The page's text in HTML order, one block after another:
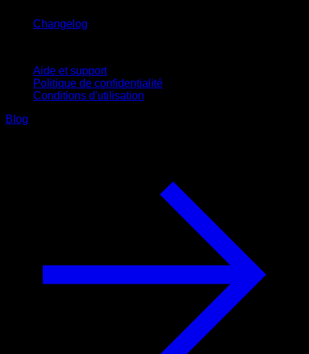
Changelog
Aide et support
Politique de confidentialité
Conditions d'utilisation
Blog